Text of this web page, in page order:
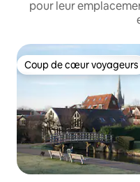
pour leur
Coup de cœur voyageurs
Coup de cœur voyageurs